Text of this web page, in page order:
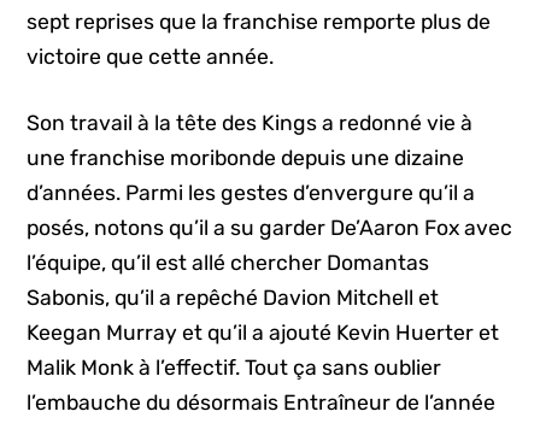
sept reprises que la franchise remporte plus de
victoire que cette année.
Son travail à la tête des Kings a redonné vie à
une franchise moribonde depuis une dizaine
d’années. Parmi les gestes d’envergure qu’il a
posés, notons qu’il a su garder De’Aaron Fox avec
l’équipe, qu’il est allé chercher Domantas
Sabonis, qu’il a repêché Davion Mitchell et
Keegan Murray et qu’il a ajouté Kevin Huerter et
Malik Monk à l’effectif. Tout ça sans oublier
l’embauche du désormais Entraîneur de l’année